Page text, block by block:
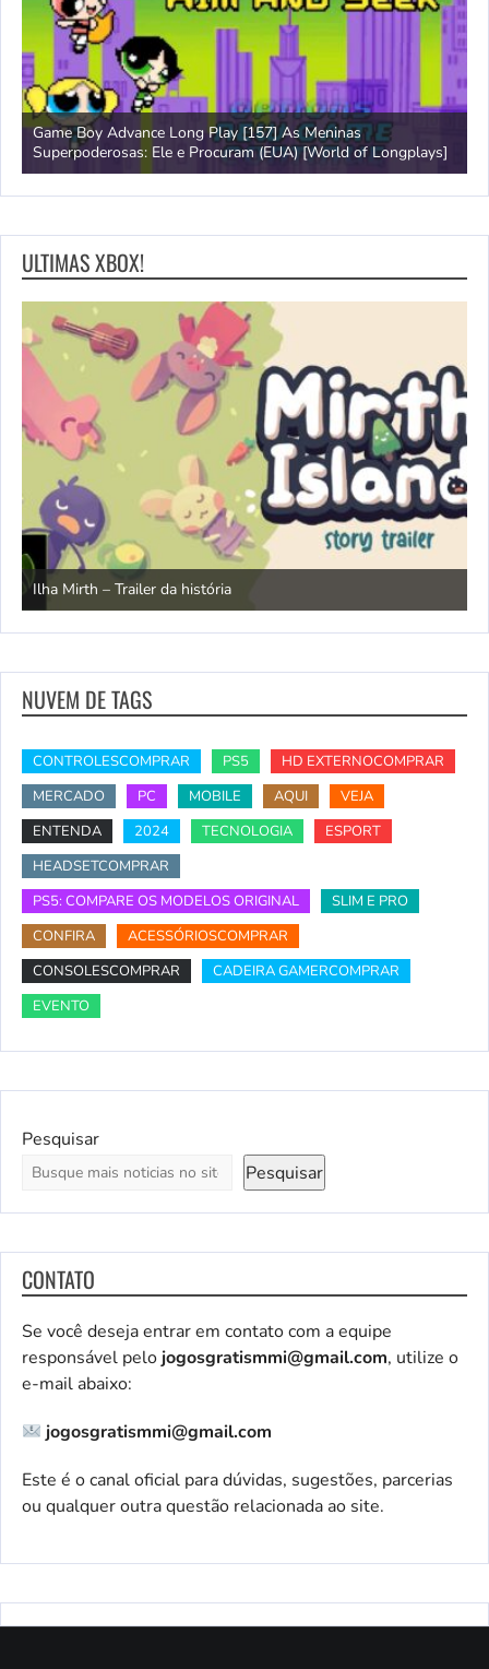
Game Boy Advance Long Play [157] As Meninas
Superpoderosas: Ele e Procuram (EUA) [World of Longplays]
ULTIMAS XBOX!
Ilha Mirth – Trailer da história
NUVEM DE TAGS
CONTROLESCOMPRAR PS5
HD EXTERNOCOMPRAR
MERCADO
PC MOBILE AQUI
VEJA
ENTENDA
2024 TECNOLOGIA
ESPORT
HEADSETCOMPRAR
PS5: COMPARE OS MODELOS ORIGINAL
SLIM E PRO
CONFIRA
ACESSÓRIOSCOMPRAR
CONSOLESCOMPRAR
CADEIRA GAMERCOMPRAR
EVENTO
Pesquisar
Pesquisar
CONTATO
Se você deseja entrar em contato com a equipe
responsável pelojogosgratismmi@gmail.com, utilize o
e-mail abaixo:
jogosgratismmi@gmail.com
Este é o canal oficial para dúvidas, sugestões, parcerias
ou qualquer outra questão relacionada ao site.